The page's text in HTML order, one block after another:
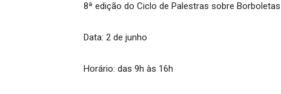
8ª edição do Ciclo de Palestras sobre Borboletas
Data: 2 de junho
Horário: das 9h às 16h